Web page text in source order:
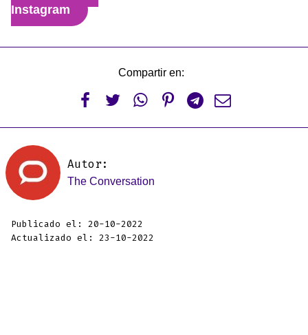
Instagram
Compartir en:
     
Autor:
The Conversation
Publicado el: 20-10-2022
Actualizado el: 23-10-2022